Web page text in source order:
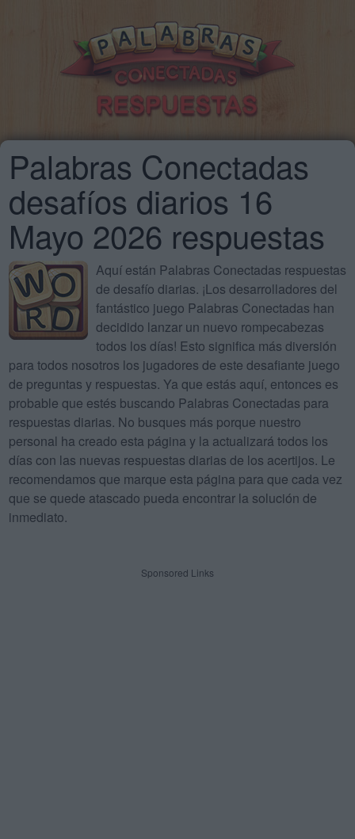
Palabras Conectadas
desafíos diarios 16
Mayo 2026 respuestas
Aquí están Palabras Conectadas respuestas
de desafío diarias. ¡Los desarrolladores del
fantástico juego Palabras Conectadas han
decidido lanzar un nuevo rompecabezas
todos los días! Esto significa más diversión
para todos nosotros los jugadores de este desafiante juego
de preguntas y respuestas. Ya que estás aquí, entonces es
probable que estés buscando Palabras Conectadas para
respuestas diarias. No busques más porque nuestro
personal ha creado esta página y la actualizará todos los
días con las nuevas respuestas diarias de los acertijos. Le
recomendamos que marque esta página para que cada vez
que se quede atascado pueda encontrar la solución de
inmediato.
Sponsored Links